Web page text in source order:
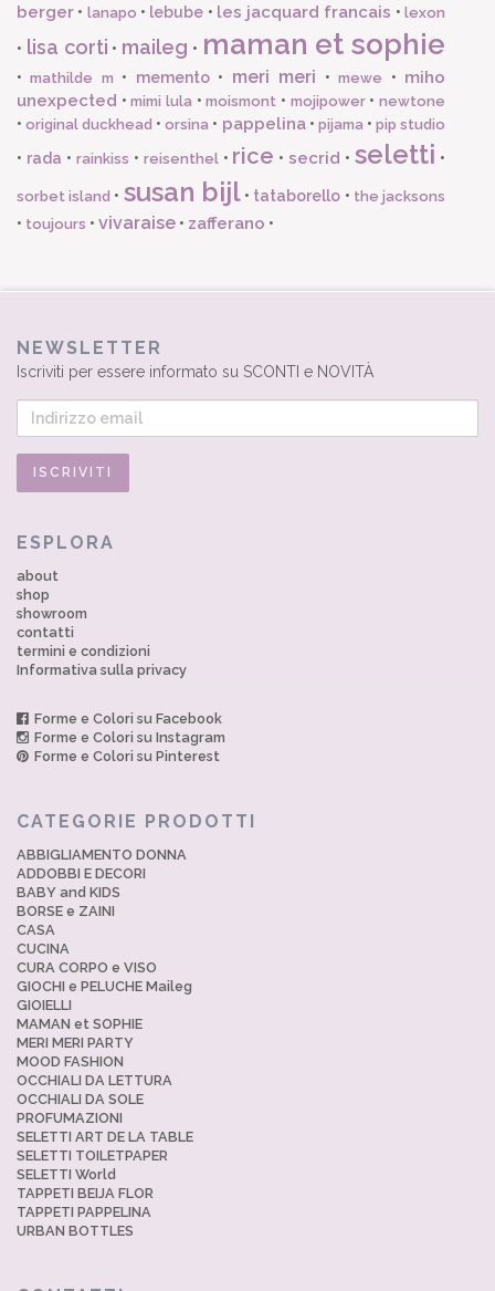
berger • lanapo • lebube • les jacquard francais •lexon
• lisa corti • maileg • maman et sophie
•mathilde m • memento• meri meri •mewe • miho
unexpected •mimi lula •moismont • mojipower•newtone
•original duckhead •orsina • pappelina• pijama • pip studio
• rada • rainkiss • reisenthel• rice •secrid •seletti •
sorbet island • susan bijl• tataborello • the jacksons
• toujours • vivaraise • zafferano •
NEWSLETTER
Iscriviti per essere informato su SCONTI e NOVITÀ
ESPLORA
about
shop
showroom
contatti
termini e condizioni
Informativa sulla privacy
Forme e Colori su Facebook
Forme e Colori su Instagram
Forme e Colori su Pinterest
CATEGORIE PRODOTTI
ABBIGLIAMENTO DONNA
ADDOBBI E DECORI
BABY and KIDS
BORSE e ZAINI
CASA
CUCINA
CURA CORPO e VISO
GIOCHI e PELUCHE Maileg
GIOIELLI
MAMAN et SOPHIE
MERI MERI PARTY
MOOD FASHION
OCCHIALI DA LETTURA
OCCHIALI DA SOLE
PROFUMAZIONI
SELETTI ART DE LA TABLE
SELETTI TOILETPAPER
SELETTI World
TAPPETI BEIJA FLOR
TAPPETI PAPPELINA
URBAN BOTTLES